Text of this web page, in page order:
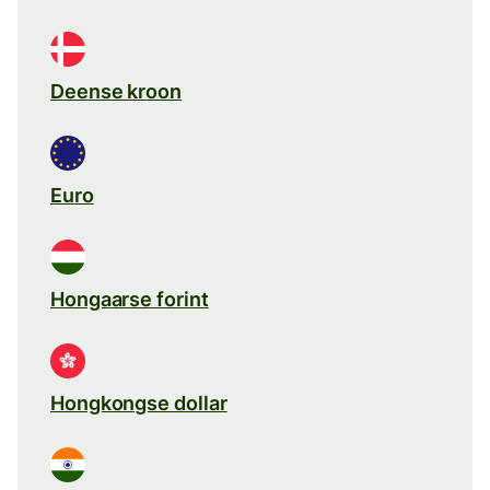
Deense kroon
Euro
Hongaarse forint
Hongkongse dollar